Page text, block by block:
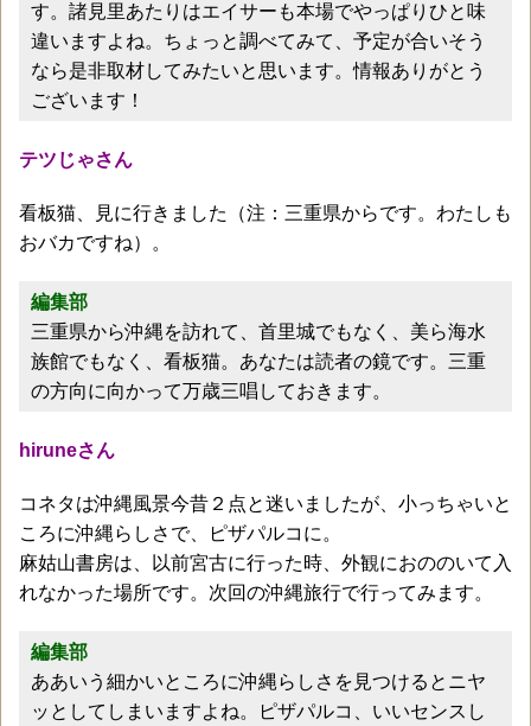
す。諸見里あたりはエイサーも本場でやっぱりひと味
違いますよね。ちょっと調べてみて、予定が合いそう
なら是非取材してみたいと思います。情報ありがとう
ございます！
テツじゃさん
看板猫、見に行きました（注：三重県からです。わたしも
おバカですね）。
編集部
三重県から沖縄を訪れて、首里城でもなく、美ら海水
族館でもなく、看板猫。あなたは読者の鏡です。三重
の方向に向かって万歳三唱しておきます。
hiruneさん
コネタは沖縄風景今昔２点と迷いましたが、小っちゃいと
ころに沖縄らしさで、ピザパルコに。
麻姑山書房は、以前宮古に行った時、外観におののいて入
れなかった場所です。次回の沖縄旅行で行ってみます。
編集部
ああいう細かいところに沖縄らしさを見つけるとニヤ
ッとしてしまいますよね。ピザパルコ、いいセンスし